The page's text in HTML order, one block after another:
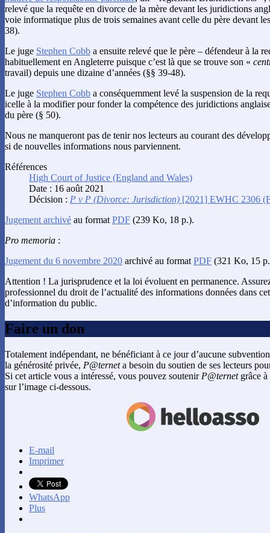
relevé que la requête en divorce de la mère devant les juridictions
voie informatique plus de trois semaines avant celle du père devant
38).
Le juge Stephen Cobb a ensuite relevé que le père – défendeur à la
habituellement en Angleterre puisque c’est là que se trouve son «
travail) depuis une dizaine d’années (§§ 39-48).
Le juge Stephen Cobb a conséquemment levé la suspension de la
icelle à la modifier pour fonder la compétence des juridictions
du père (§ 50).
Nous ne manqueront pas de tenir nos lecteurs au courant des
si de nouvelles informations nous parviennent.
Références
High Court of Justice (England and Wales)
Date : 16 août 2021
Décision : P v P (Divorce: Jurisdiction) [2021] EWHC 2306
Jugement archivé au format PDF (239 Ko, 18 p.).
Pro memoria :
Jugement du 6 novembre 2020 archivé au format PDF (321 Ko, 15
Attention ! La jurisprudence et la loi évoluent en permanence.
professionnel du droit de l’actualité des informations données dans
d’information du public.
Faire un don
Totalement indépendant, ne bénéficiant à ce jour d’aucune
la générosité privée, P@terneta besoin du soutien de ses lecteurs
Si cet article vous a intéressé, vous pouvez soutenir P@ternetgrâce à
sur l’image ci-dessous.
E-mail
Imprimer
WhatsApp
Plus